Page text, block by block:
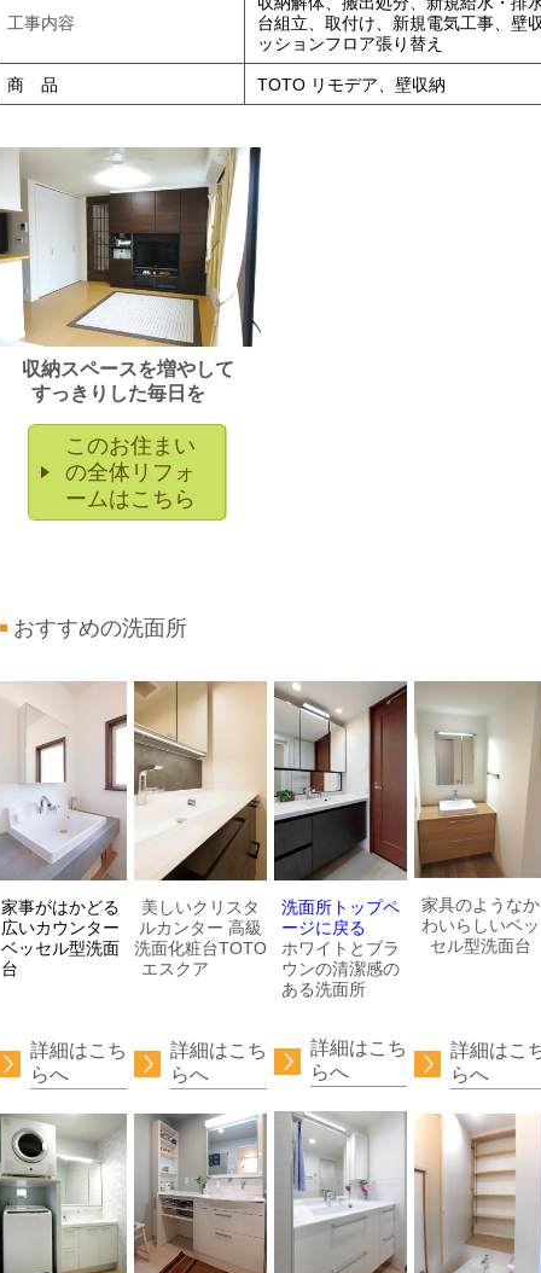
工事内容
台組立、取付け、新規電気工事、壁
ッションフロア張り替え
商 品 TOTO リモデア、壁収納
収納スペースを増やして
すっきりした毎日を
このお住まい
の全体リフォ
ームはこちら
おすすめの洗面所
家事がはかどる
広いカウンター
ベッセル型洗面
台
詳細はこち
らへ
美しいクリスタ
ルカンター 高級
洗面化粧台TOTO
エスクア
詳細はこち
らへ
洗面所トップペ
ージに戻る
ホワイトとブラ
ウンの清潔感の
ある洗面所
詳細はこち
らへ
家具のようなか
わいらしいベッ
セル型洗面台
詳細はこ
らへ